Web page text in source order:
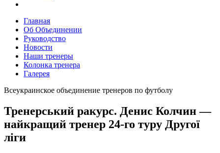
Главная
Об Объединении
Руководство
Новости
Наши тренеры
Колонка тренера
Галерея
Всеукраинское объединение тренеров по футболу
Тренерський ракурс. Денис Колчин —
найкращий тренер 24-го туру Другої
ліги